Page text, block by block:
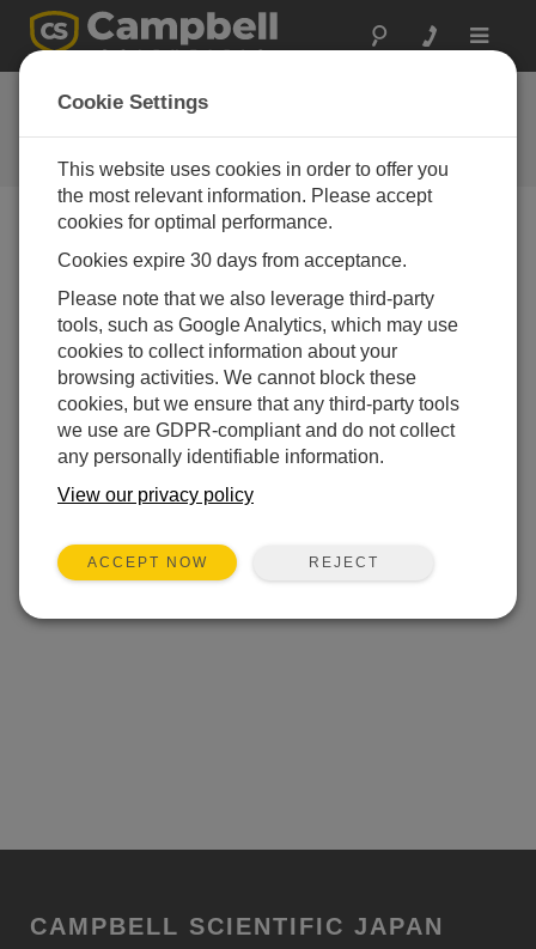
Toggle
Feedback
Let us know how we can improve
our website
Feedback Tool Unavailable
The page feedback tool is currently unavailable.
CAMPBELL SCIENTIFIC JAPAN
Cookie Settings
This website uses cookies in order to offer you
the most relevant information. Please accept
cookies for optimal performance.
Cookies expire 30 days from acceptance.
Please note that we also leverage third-party
tools, such as Google Analytics, which may use
cookies to collect information about your
browsing activities. We cannot block these
cookies, but we ensure that any third-party tools
we use are GDPR-compliant and do not collect
any personally identifiable information.
View our privacy policy
ACCEPT NOW REJECT